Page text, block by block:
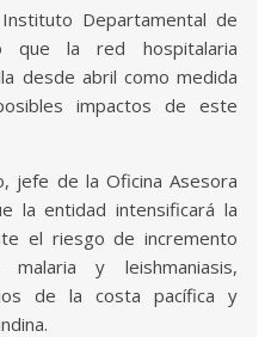
Departamental de
que la red hospitalaria
desde abril como medida
impactos de este
jefe de la Oficina Asesora
la entidad intensificará la
el riesgo de incremento
y leishmaniasis,
de la costa pacífica y